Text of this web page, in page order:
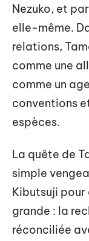
Nezuko, et
elle-même.
relations,
comme une
comme un
conventions
espèces.
La quête de
simple
Kibutsuji pour
grande : la
réconciliée